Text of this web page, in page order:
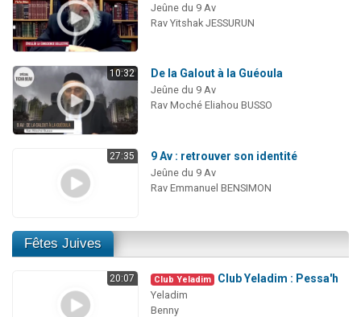
Jeûne du 9 Av
Rav Yitshak JESSURUN
10:32 De la Galout à la Guéoula
Jeûne du 9 Av
Rav Moché Eliahou BUSSO
27:35 9 Av : retrouver son identité
Jeûne du 9 Av
Rav Emmanuel BENSIMON
Fêtes Juives
20:07 Club Yeladim Club Yeladim : Pessa'h
Yeladim
Benny